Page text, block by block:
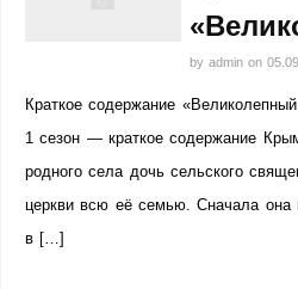
by admin on
Краткое содержание
1 сезон — краткое содержание
родного села дочь сельского
церкви всю её семью. Сначала
в […]